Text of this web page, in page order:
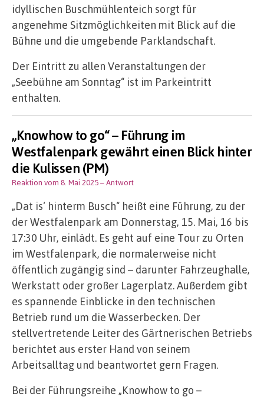
idyllischen Buschmühlenteich sorgt für
angenehme Sitzmöglichkeiten mit Blick auf die
Bühne und die umgebende Parklandschaft.
Der Eintritt zu allen Veranstaltungen der
„Seebühne am Sonntag“ ist im Parkeintritt
enthalten.
„Knowhow to go“ – Führung im
Westfalenpark gewährt einen Blick hinter
die Kulissen (PM)
Reaktion vom 8. Mai 2025– Antwort
„Dat is‘ hinterm Busch“ heißt eine Führung, zu der
der Westfalenpark am Donnerstag, 15. Mai, 16 bis
17:30 Uhr, einlädt. Es geht auf eine Tour zu Orten
im Westfalenpark, die normalerweise nicht
öffentlich zugängig sind – darunter Fahrzeughalle,
Werkstatt oder großer Lagerplatz. Außerdem gibt
es spannende Einblicke in den technischen
Betrieb rund um die Wasserbecken. Der
stellvertretende Leiter des Gärtnerischen Betriebs
berichtet aus erster Hand von seinem
Arbeitsalltag und beantwortet gern Fragen.
Bei der Führungsreihe „Knowhow to go –